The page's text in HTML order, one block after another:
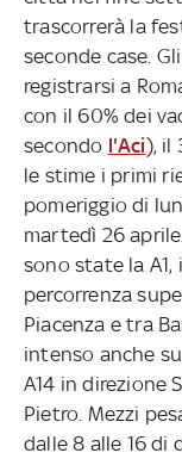
trascorrerà la
seconde case.
registrarsi a
con il 60% dei
secondo l'Aci), il
le stime i primi
pomeriggio di
martedì 26
sono state la
percorrenza
Piacenza e tra
intenso anche
A14 in direzione
Pietro. Mezzi
dalle 8 alle 16 di